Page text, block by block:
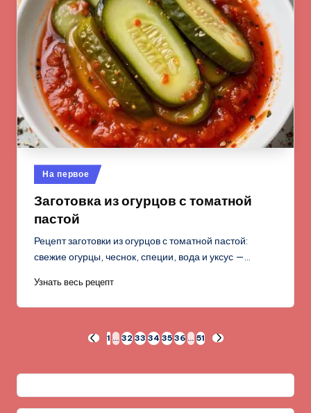
Опубликовано
в
На первое
Заготовка из огурцов с томатной
пастой
Рецепт заготовки из огурцов с томатной пастой:
свежие огурцы, чеснок, специи, вода и уксус —…
Узнать весь рецепт
Пагинация
записей
ПРЕД.
1 … 32 33 34 35 36 … 51
СЛЕД.